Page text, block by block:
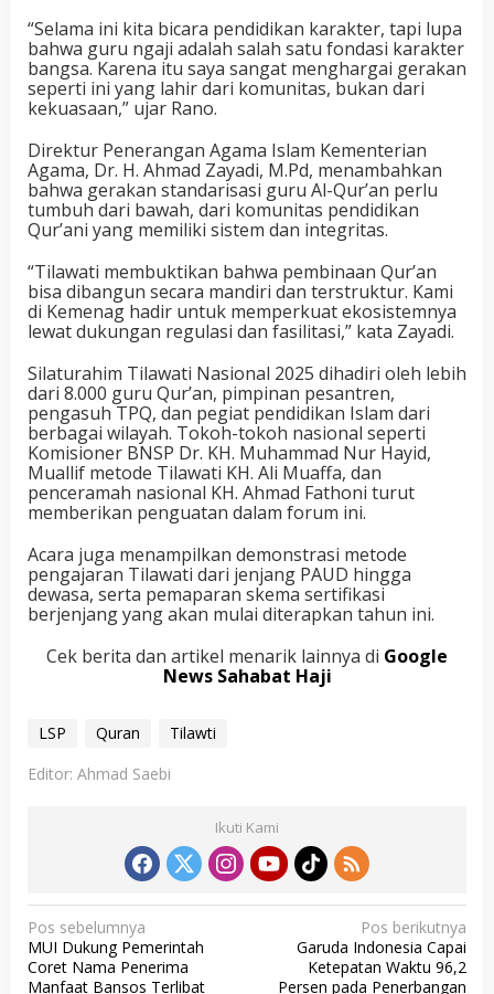
“Selama ini kita bicara pendidikan karakter, tapi lupa
bahwa guru ngaji adalah salah satu fondasi karakter
bangsa. Karena itu saya sangat menghargai gerakan
seperti ini yang lahir dari komunitas, bukan dari
kekuasaan,” ujar Rano.
Direktur Penerangan Agama Islam Kementerian
Agama, Dr. H. Ahmad Zayadi, M.Pd, menambahkan
bahwa gerakan standarisasi guru Al-Qur’an perlu
tumbuh dari bawah, dari komunitas pendidikan
Qur’ani yang memiliki sistem dan integritas.
“Tilawati membuktikan bahwa pembinaan Qur’an
bisa dibangun secara mandiri dan terstruktur. Kami
di Kemenag hadir untuk memperkuat ekosistemnya
lewat dukungan regulasi dan fasilitasi,” kata Zayadi.
Silaturahim Tilawati Nasional 2025 dihadiri oleh lebih
dari 8.000 guru Qur’an, pimpinan pesantren,
pengasuh TPQ, dan pegiat pendidikan Islam dari
berbagai wilayah. Tokoh-tokoh nasional seperti
Komisioner BNSP Dr. KH. Muhammad Nur Hayid,
Muallif metode Tilawati KH. Ali Muaffa, dan
penceramah nasional KH. Ahmad Fathoni turut
memberikan penguatan dalam forum ini.
Acara juga menampilkan demonstrasi metode
pengajaran Tilawati dari jenjang PAUD hingga
dewasa, serta pemaparan skema sertifikasi
berjenjang yang akan mulai diterapkan tahun ini.
Cek berita dan artikel menarik lainnya di Google
News Sahabat Haji
LSP Quran
Tilawti
Editor: Ahmad Saebi
Ikuti Kami
N
a
Pos sebelumnya
MUI Dukung Pemerintah
Coret Nama Penerima
Manfaat Bansos Terlibat
Pos berikutnya
Garuda Indonesia Capai
Ketepatan Waktu 96,2
Persen pada Penerbangan